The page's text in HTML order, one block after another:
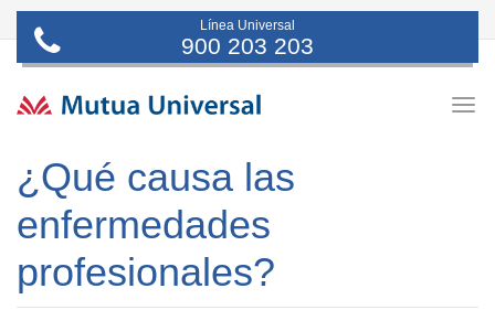
Línea Universal
900 203 203
¿Qué causa las
enfermedades
profesionales?